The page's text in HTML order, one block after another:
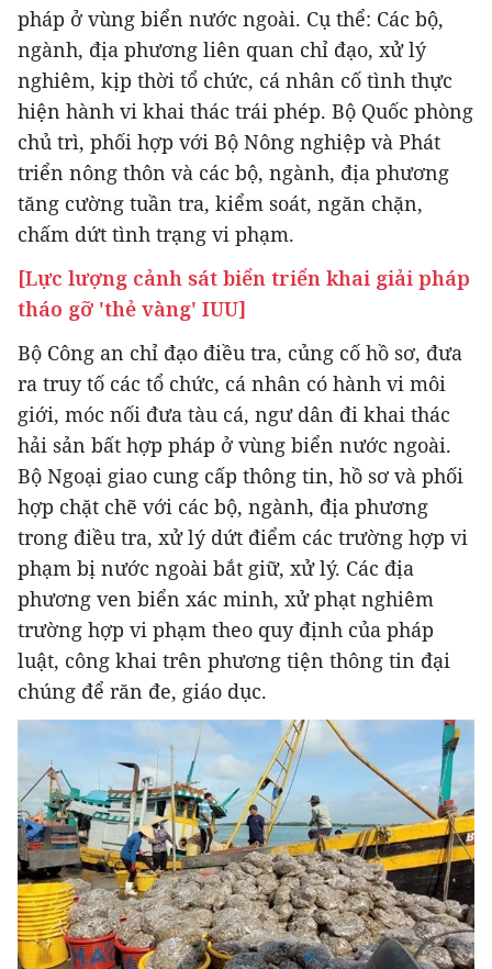
pháp ở vùng biển nước ngoài. Cụ thể: Các bộ,
ngành, địa phương liên quan chỉ đạo, xử lý
nghiêm, kịp thời tổ chức, cá nhân cố tình thực
hiện hành vi khai thác trái phép. Bộ Quốc phòng
chủ trì, phối hợp với Bộ Nông nghiệp và Phát
triển nông thôn và các bộ, ngành, địa phương
tăng cường tuần tra, kiểm soát, ngăn chặn,
chấm dứt tình trạng vi phạm.
[Lực lượng cảnh sát biển triển khai giải pháp
tháo gỡ 'thẻ vàng' IUU]
Bộ Công an chỉ đạo điều tra, củng cố hồ sơ, đưa
ra truy tố các tổ chức, cá nhân có hành vi môi
giới, móc nối đưa tàu cá, ngư dân đi khai thác
hải sản bất hợp pháp ở vùng biển nước ngoài.
Bộ Ngoại giao cung cấp thông tin, hồ sơ và phối
hợp chặt chẽ với các bộ, ngành, địa phương
trong điều tra, xử lý dứt điểm các trường hợp vi
phạm bị nước ngoài bắt giữ, xử lý. Các địa
phương ven biển xác minh, xử phạt nghiêm
trường hợp vi phạm theo quy định của pháp
luật, công khai trên phương tiện thông tin đại
chúng để răn đe, giáo dục.